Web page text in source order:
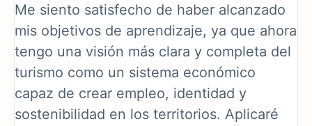
Me siento satisfecho de haber alcanzado
mis objetivos de aprendizaje, ya que ahora
tengo una visión más clara y completa del
turismo como un sistema económico
capaz de crear empleo, identidad y
sostenibilidad en los territorios. Aplicaré